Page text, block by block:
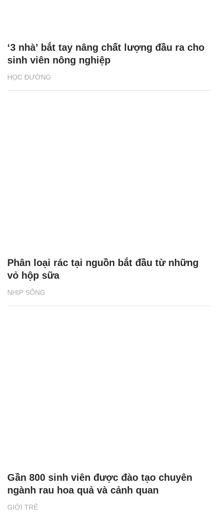
HỌC ĐƯỜNG
‘3 nhà’ bắt tay nâng chất lượng đầu ra cho
sinh viên nông nghiệp
NHỊP SỐNG
Phân loại rác tại nguồn bắt đầu từ những
vỏ hộp sữa
GIỚI TRẺ
Gần 800 sinh viên được đào tạo chuyên
ngành rau hoa quả và cảnh quan